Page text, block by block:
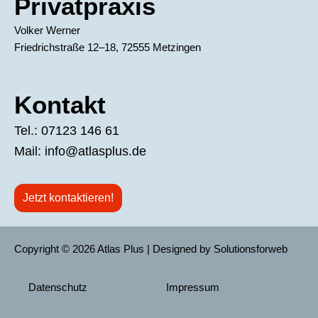
Privatpraxis
Volker Werner
Friedrichstraße 12–18, 72555 Metzingen
Kontakt
Tel.: 07123 146 61
Mail: info@atlasplus.de
Jetzt kontaktieren!
Copyright © 2026 Atlas Plus | Designed by Solutionsforweb
Datenschutz Impressum